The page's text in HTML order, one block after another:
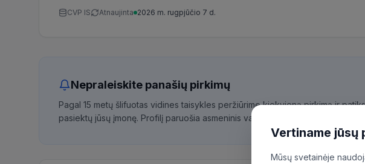
CVP IS Atnaujinta 2026 m. rugpjūčio 7 d.
Nepraleiskite panašių pirkimų
Pagal 15 metų šlifuotas vidines taisykles peržiūrime kiekvieną pirkimą ir
pasiektų jūsų įmonę. Profilį paruošia asmeninis vadybininkas.
Vertiname jūsų
Mūsų svetainėje